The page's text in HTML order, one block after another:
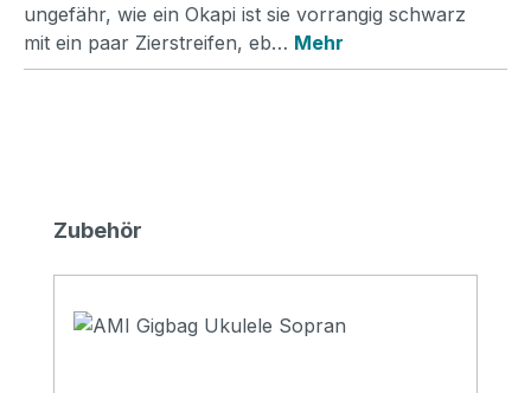
ungefähr, wie ein Okapi ist sie vorrangig schwarz
mit ein paar Zierstreifen, eb… Mehr
Produktgalerie überspringen
Zubehör